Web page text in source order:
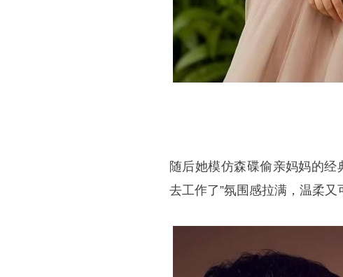
随后她模仿森碟偷亲妈妈的
去工作了”氛围感拉满，温柔又